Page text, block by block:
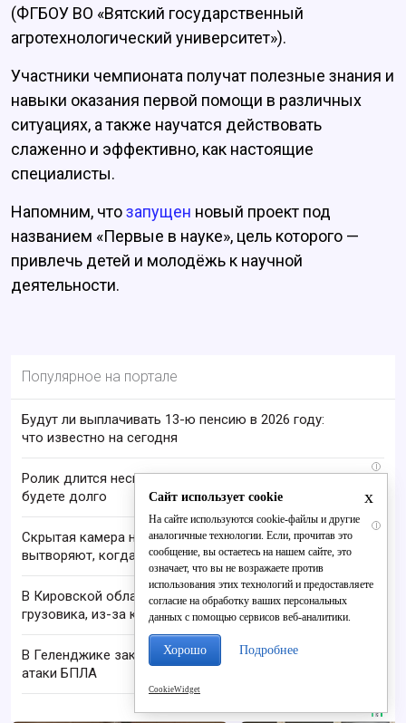
(ФГБОУ ВО «Вятский государственный
агротехнологический университет»).
Участники чемпионата получат полезные знания и
навыки оказания первой помощи в различных
ситуациях, а также научатся действовать
слаженно и эффективно, как настоящие
специалисты.
Напомним, чтозапущен новый проект под
названием «Первые в науке», цель которого —
привлечь детей и молодёжь к научной
деятельности.
Популярное на портале
Будут ли выплачивать 13-ю пенсию в 2026 году:
что известно на сегодня
i
Ролик длится несколько секунд, а смеяться вы
будете долго
i
Скрытая камера на пляже Крыма: Что люди
вытворяют, когда их не видят...
В Кировской области осуждён водитель
грузовика, из-за которого в ДТП погиб человек
В Геленджике закрыли все пляжи из-за угрозы
атаки БПЛА
x
Сайт использует cookie
На сайте используются cookie-файлы и другие
аналогичные технологии. Если, прочитав это
сообщение, вы остаетесь на нашем сайте, это
означает, что вы не возражаете против
использования этих технологий и предоставляете
согласие на обработку ваших персональных
данных с помощью сервисов веб-аналитики.
Хорошо Подробнее
CookieWidget